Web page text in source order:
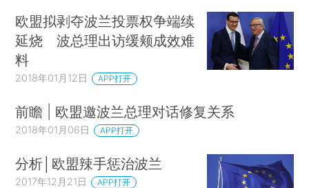
欧盟拟剥夺波兰投票权争端续
延烧 波总理出访缓颊成效难
料
2018年01月12日 APP打开
前瞻 | 欧盟邀波兰总理对话修复关系
2018年01月06日 APP打开
分析│欧盟辣手惩治波兰
2017年12月21日 APP打开